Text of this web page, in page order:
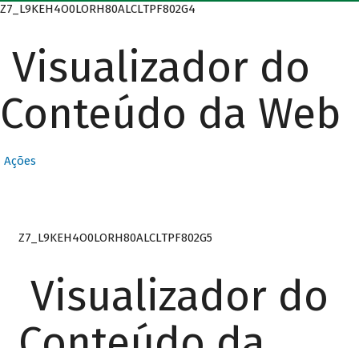
Z7_L9KEH4O0LORH80ALCLTPF802G4
Visualizador do
Conteúdo da Web
Ações
Z7_L9KEH4O0LORH80ALCLTPF802G5
Visualizador do